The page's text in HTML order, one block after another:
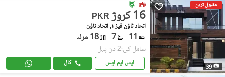
مقبول ترین
39
PKR 16 کروڑ
اتحاد ٹاؤن فیز ١, اتحاد ٹاؤن
11
7 18 مرلہ
شامل کی:2 دن پہل
ایس ایم ایس کال